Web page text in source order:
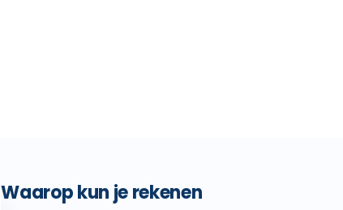
Waarop kun je rekenen